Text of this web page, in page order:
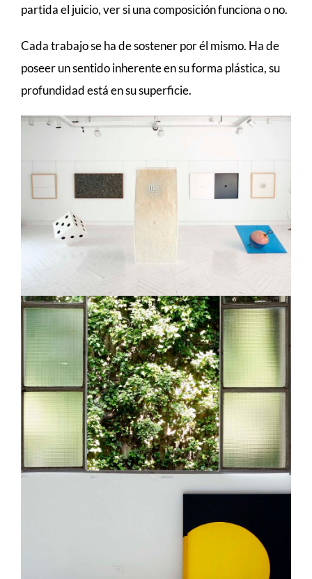
partida el juicio, ver si una composición funciona o no.
Cada trabajo se ha de sostener por él mismo. Ha de
poseer un sentido inherente en su forma plástica, su
profundidad está en su superficie.